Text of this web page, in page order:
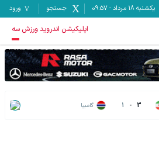
یکشنبه ۱۸ مرداد -
09:57 جستجو ورود
اپلیکیشن اندروید ورزش سه
3
-
1 گامبیا